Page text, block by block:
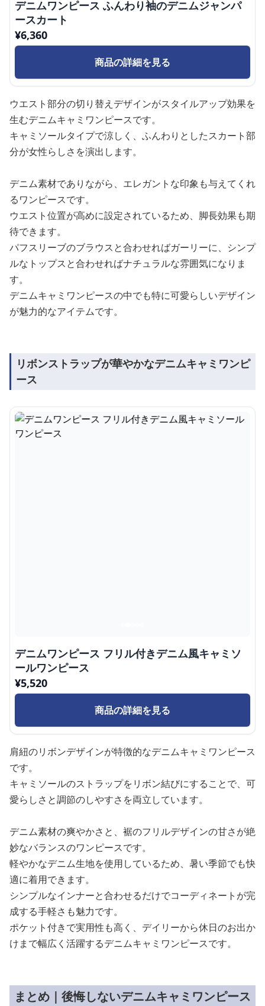
デニムワンピース ふんわり袖のデニムジャンパ
ースカート
¥6,360
商品の詳細を見る
ウエスト部分の切り替えデザインがスタイルアップ効果を
生むデニムキャミワンピースです。
キャミソールタイプで涼しく、ふんわりとしたスカート部
分が女性らしさを演出します。
デニム素材でありながら、エレガントな印象も与えてくれ
るワンピースです。
ウエスト位置が高めに設定されているため、脚長効果も期
待できます。
パフスリーブのブラウスと合わせればガーリーに、シンプ
ルなトップスと合わせればナチュラルな雰囲気になりま
す。
デニムキャミワンピースの中でも特に可愛らしいデザイン
が魅力的なアイテムです。
リボンストラップが華やかなデニムキャミワンピ
ース
デニムワンピース フリル付きデニム風キャミソ
ールワンピース
¥5,520
商品の詳細を見る
肩紐のリボンデザインが特徴的なデニムキャミワンピース
です。
キャミソールのストラップをリボン結びにすることで、可
愛らしさと調節のしやすさを両立しています。
デニム素材の爽やかさと、裾のフリルデザインの甘さが絶
妙なバランスのワンピースです。
軽やかなデニム生地を使用しているため、暑い季節でも快
適に着用できます。
シンプルなインナーと合わせるだけでコーディネートが完
成する手軽さも魅力です。
ポケット付きで実用性も高く、デイリーから休日のお出か
けまで幅広く活躍するデニムキャミワンピースです。
まとめ｜後悔しないデニムキャミワンピース